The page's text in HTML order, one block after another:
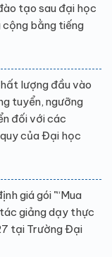
tạo sau đại học
cộng bằng tiếng
lượng đầu vào
tuyển, ngưỡng
đối với các
của Đại học
giá gói "“Mua
giảng dạy thực
tại Trường Đại